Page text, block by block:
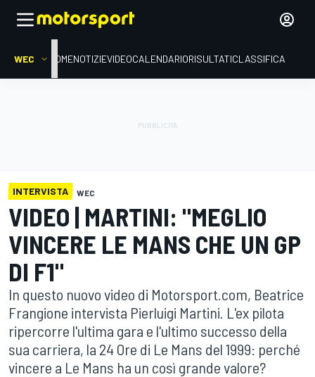
WEC HOMENOTIZIEVIDEOCALENDARIORISULTATICLASSIFICA
INTERVISTA WEC
VIDEO | MARTINI: "MEGLIO
VINCERE LE MANS CHE UN GP
DI F1"
In questo nuovo video di Motorsport.com, Beatrice
Frangione intervista Pierluigi Martini. L'ex pilota
ripercorre l'ultima gara e l'ultimo successo della
sua carriera, la 24 Ore di Le Mans del 1999: perché
vincere a Le Mans ha un così grande valore?